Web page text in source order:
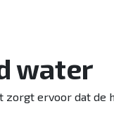
water
ervoor dat de